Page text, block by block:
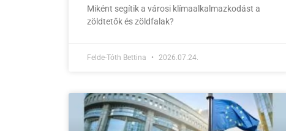
Miként segítik a városi klímaalkalmazkodást a
zöldtetők és zöldfalak?
Felde-Tóth Bettina 2026.07.24.